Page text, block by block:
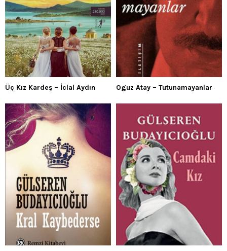
Üç Kız Kardeş – İclal Aydın Oguz Atay – Tutunamayanlar